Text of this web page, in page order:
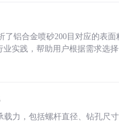
铝合金喷砂200目对应的表
实践，帮助用户根据需求选择
力，包括螺杆直径、钻孔尺